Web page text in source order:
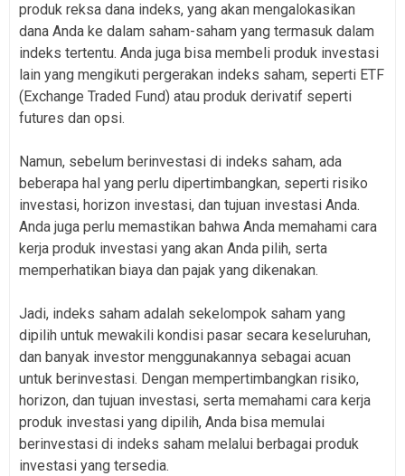
produk reksa dana indeks, yang akan mengalokasikan
dana Anda ke dalam saham-saham yang termasuk dalam
indeks tertentu. Anda juga bisa membeli produk investasi
lain yang mengikuti pergerakan indeks saham, seperti ETF
(Exchange Traded Fund) atau produk derivatif seperti
futures dan opsi.
Namun, sebelum berinvestasi di indeks saham, ada
beberapa hal yang perlu dipertimbangkan, seperti risiko
investasi, horizon investasi, dan tujuan investasi Anda.
Anda juga perlu memastikan bahwa Anda memahami cara
kerja produk investasi yang akan Anda pilih, serta
memperhatikan biaya dan pajak yang dikenakan.
Jadi, indeks saham adalah sekelompok saham yang
dipilih untuk mewakili kondisi pasar secara keseluruhan,
dan banyak investor menggunakannya sebagai acuan
untuk berinvestasi. Dengan mempertimbangkan risiko,
horizon, dan tujuan investasi, serta memahami cara kerja
produk investasi yang dipilih, Anda bisa memulai
berinvestasi di indeks saham melalui berbagai produk
investasi yang tersedia.